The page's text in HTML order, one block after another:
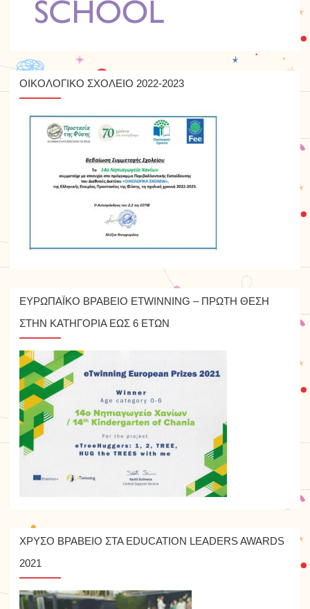
ΟΙΚΟΛΟΓΙΚΟ ΣΧΟΛΕΙΟ 2022-2023
ΕΥΡΩΠΑΪΚΟ ΒΡΑΒΕΙΟ ETWINNING – ΠΡΩΤΗ ΘΕΣΗ
ΣΤΗΝ ΚΑΤΗΓΟΡΙΑ ΕΩΣ 6 ΕΤΩΝ
ΧΡΥΣΟ ΒΡΑΒΕΙΟ ΣΤΑ EDUCATION LEADERS AWARDS
2021